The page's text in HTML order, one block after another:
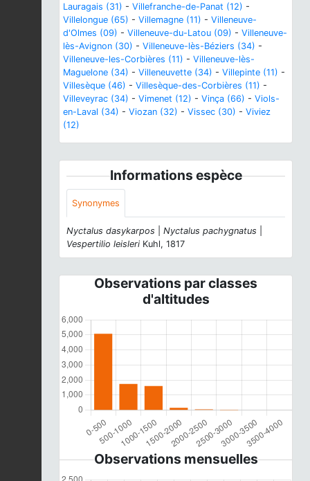
Lauragais (31) - Villefranche-de-Panat (12) -
Villelongue (65) - Villemagne (11) - Villeneuve-
d'Olmes (09) - Villeneuve-du-Latou (09) - Villeneuve-
lès-Avignon (30) - Villeneuve-lès-Béziers (34) -
Villeneuve-les-Corbières (11) - Villeneuve-lès-
Maguelone (34) - Villeneuvette (34) - Villepinte (11) -
Villesèque (46) - Villesèque-des-Corbières (11) -
Villeveyrac (34) - Vimenet (12) - Vinça (66) - Viols-
en-Laval (34) - Viozan (32) - Vissec (30) - Viviez
(12)
Informations espèce
Synonymes
Nyctalus dasykarpos Nyctalus pachygnatus
Vespertilio leisleri Kuhl, 1817
Observations par classes
d'altitudes
Observations mensuelles